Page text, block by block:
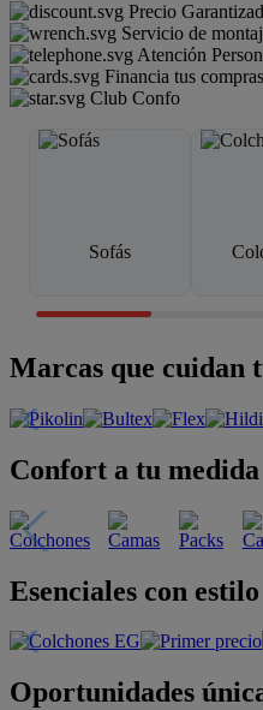
Precio
Servicio de
Atención
Financia tus
Club Confo
Sofás
Marcas que cuidan
Confort a tu medida
Esenciales con estilo
Oportunidades